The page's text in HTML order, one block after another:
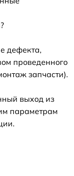
дефекта,
проведенного
запчасти).
выход из
параметрам